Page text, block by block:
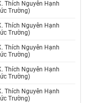
Thích Nguyên Hạnh
Trường)
Thích Nguyên Hạnh
Trường)
Thích Nguyên Hạnh
Trường)
Thích Nguyên Hạnh
Trường)
Thích Nguyên Hạnh
Trường)